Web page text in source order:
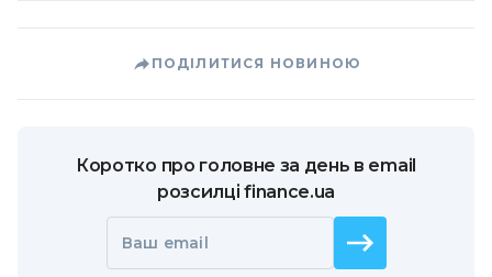
ПОДІЛИТИСЯ НОВИНОЮ
Коротко про головне за день в email
розсилці finance.ua
Ваш email